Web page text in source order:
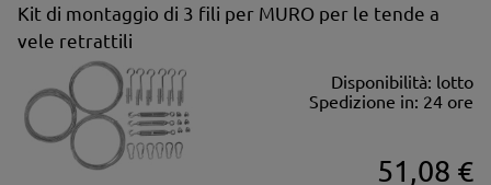
Kit di montaggio di 3 fili per MURO per le tende a
vele retrattili
Disponibilità: lotto
Spedizione in: 24 ore
51,08 €